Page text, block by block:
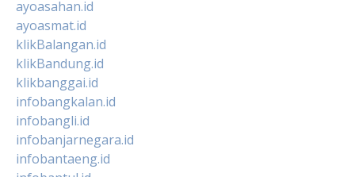
ayoasahan.id
ayoasmat.id
klikBalangan.id
klikBandung.id
klikbanggai.id
infobangkalan.id
infobangli.id
infobanjarnegara.id
infobantaeng.id